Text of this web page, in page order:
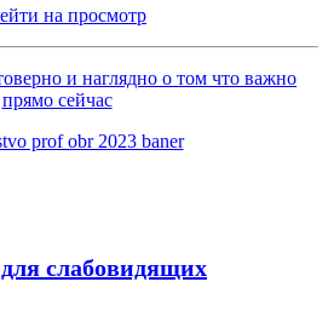
на просмотр
слабовидящих